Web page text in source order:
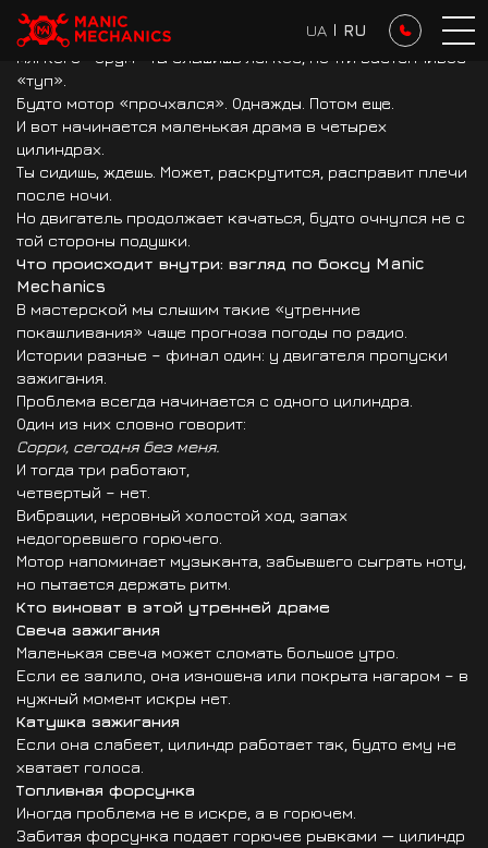
UA I RU
Осеннее утро. Туман медленно сползает с капота, ключ
вращаєтся в замке зажигания — и вместо ровного,
мягкого «брум» ты слышишь легкое, почти застенчивое
«туп».
Будто мотор «прочхался». Однажды. Потом еще.
И вот начинается маленькая драма в четырех
цилиндрах.
Ты сидишь, ждешь. Может, раскрутится, расправит плечи
после ночи.
Но двигатель продолжает качаться, будто очнулся не с
той стороны подушки.
Что происходит внутри: взгляд по боксу Manic
Mechanics
В мастерской мы слышим такие «утренние
покашливания» чаще прогноза погоды по радио.
Истории разные – финал один: у двигателя пропуски
зажигания.
Проблема всегда начинается с одного цилиндра.
Один из них словно говорит:
Сорри, сегодня без меня.
И тогда три работают,
четвертый – нет.
Вибрации, неровный холостой ход, запах
недогоревшего горючего.
Мотор напоминает музыканта, забывшего сыграть ноту,
но пытается держать ритм.
Кто виноват в этой утренней драме
Свеча зажигания
Маленькая свеча может сломать большое утро.
Если ее залило, она изношена или покрыта нагаром – в
нужный момент искры нет.
Катушка зажигания
Если она слабеет, цилиндр работает так, будто ему не
хватает голоса.
Топливная форсунка
Иногда проблема не в искре, а в горючем.
Забитая форсунка подает горючее рывками — цилиндр